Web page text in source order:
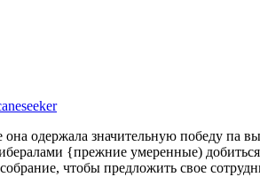
одержала значительную победу па
{прежние умеренные)
чтобы предложить свое